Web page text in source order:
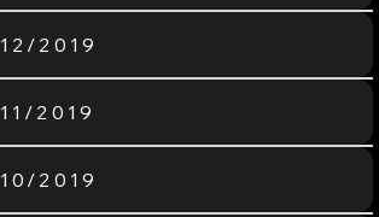
12/2019
11/2019
10/2019